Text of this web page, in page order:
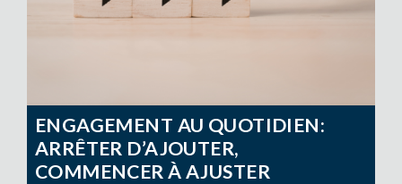
ENGAGEMENT AU QUOTIDIEN:
ARRÊTER D’AJOUTER,
COMMENCER À AJUSTER